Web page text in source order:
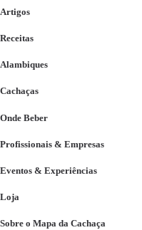
Artigos
Receitas
Alambiques
Cachaças
Onde Beber
Profissionais & Empresas
Eventos & Experiências
Loja
Sobre o Mapa da Cachaça